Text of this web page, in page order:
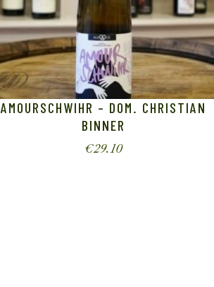
AMOURSCHWIHR – DOM. CHRISTIAN
BINNER
€29.10